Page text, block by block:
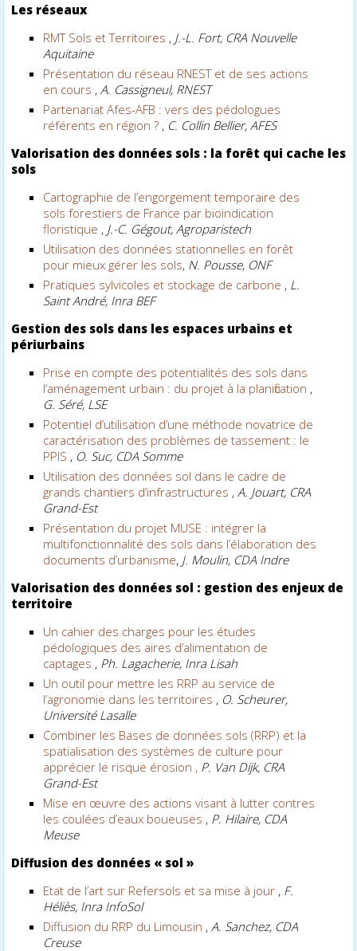
Les réseaux
RMT Sols et Territoires , J.-L. Fort, CRA Nouvelle
Aquitaine
Présentation du réseau RNEST et de ses actions
en cours ,A. Cassigneul, RNEST
Partenariat Afes-AFB : vers des pédologues
référents en région ? , C. Collin Bellier, AFES
Valorisation des données sols : la forêt qui cache les
sols
Cartographie de l’engorgement temporaire des
sols forestiers de France par bioindication
floristique , J.-C. Gégout, Agroparistech
Utilisation des données stationnelles en forêt
pour mieux gérer les sols, N. Pousse, ONF
Pratiques sylvicoles et stockage de carbone , L.
Saint André, Inra BEF
Gestion des sols dans les espaces urbains et
périurbains
Prise en compte des potentialités des sols dans
l’aménagement urbain : du projet à la planification ,
G. Séré, LSE
Potentiel d’utilisation d’une méthode novatrice de
caractérisation des problèmes de tassement : le
PPIS , O. Suc, CDA Somme
Utilisation des données sol dans le cadre de
grands chantiers d’infrastructures ,A. Jouart, CRA
Grand-Est
Présentation du projet MUSE : intégrer la
multifonctionnalité des sols dans l’élaboration des
documents d’urbanisme, J. Moulin, CDA Indre
Valorisation des données sol : gestion des enjeux de
territoire
Un cahier des charges pour les études
pédologiques des aires d’alimentation de
captages , Ph. Lagacherie, Inra Lisah
Un outil pour mettre les RRP au service de
l’agronomie dans les territoires , O. Scheurer,
Université Lasalle
Combiner les Bases de données sols (RRP) et la
spatialisation des systèmes de culture pour
apprécier le risque érosion , P. Van Dijk, CRA
Grand-Est
Mise en œuvre des actions visant à lutter contres
les coulées d’eaux boueuses , P. Hilaire, CDA
Meuse
Diffusion des données « sol »
Etat de l’art sur Refersols et sa mise à jour , F.
Héliès, Inra InfoSol
Diffusion du RRP du Limousin ,A. Sanchez, CDA
Creuse